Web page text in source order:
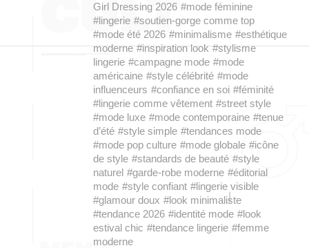
Girl Dressing 2026 #mode féminine
#lingerie #soutien-gorge comme top
#mode été 2026 #minimalisme #esthétique
moderne #inspiration look #stylisme
lingerie #campagne mode #mode
américaine #style célébrité #mode
influenceurs #confiance en soi #féminité
#lingerie comme vêtement #street style
#mode luxe #mode contemporaine #tenue
d’été #style simple #tendances mode
#mode pop culture #mode globale #icône
de style #standards de beauté #style
naturel #garde-robe moderne #éditorial
mode #style confiant #lingerie visible
#glamour doux #look minimaliste
#tendance 2026 #identité mode #look
estival chic #tendance lingerie #femme
moderne